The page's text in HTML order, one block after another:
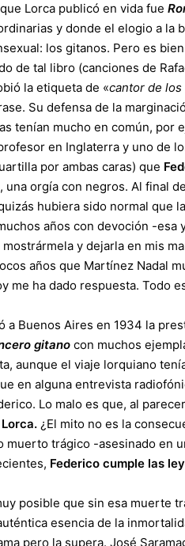
Lorca publicó en vida fue
y donde el elogio a la
los gitanos. Pero es
de tal libro (canciones de
la etiqueta de «cantor de los
Su defensa de la
tenían mucho en común, por
en Inglaterra y uno de
por ambas caras) que
una orgía con negros. Al final
hubiera sido normal que
años con devoción -
y dejarla en mis
años que Martínez Nadal
me ha dado respuesta. Todo
a Buenos Aires en 1934 la
gitano con muchos
aunque el viaje lorquiano
en alguna entrevista
Lo malo es que, al
¿El mito no es la
muerto trágico -asesinado en
Federico cumple las
posible que sin esa muerte
esencia de la
pero la supera. José